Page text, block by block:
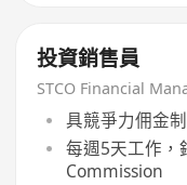
投資銷售員
STCO Financial
具競爭力佣金
每週5天工作，
Commission